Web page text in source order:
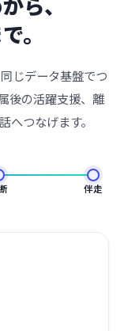
ら、
。
じデータ基盤でつ
後の活躍支援、離
へつなげます。
伴走